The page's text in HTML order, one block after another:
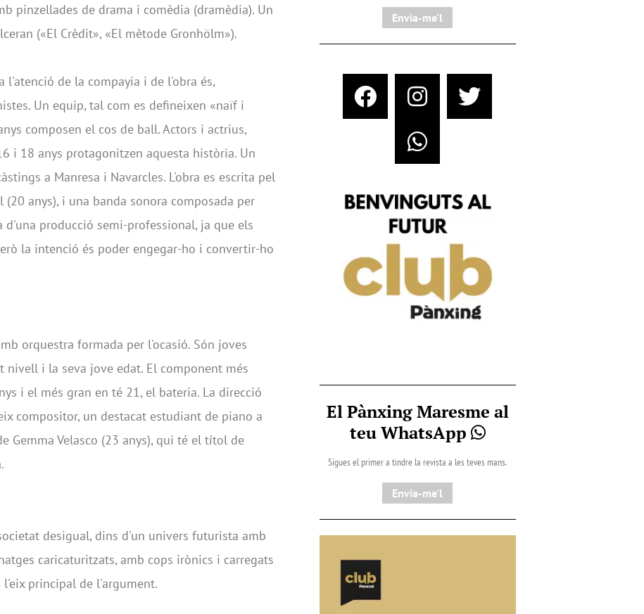
pinzellades de drama i comèdia (dramèdia). Un
(«El Crèdit», «El mètode Gronhölm»).
l'atenció de la compayia i de l'obra és,
Un equip, tal com es defineixen «naïf i
composen el cos de ball. Actors i actrius,
i 18 anys protagonitzen aquesta història. Un
a Manresa i Navarcles. L'obra es escrita pel
anys), i una banda sonora composada per
d'una producció semi-professional, ja que els
la intenció és poder engegar-ho i convertir-ho
orquestra formada per l'ocasió. Són joves
nivell i la seva jove edat. El component més
i el més gran en té 21, el bateria. La direcció
compositor, un destacat estudiant de piano a
Gemma Velasco (23 anys), qui té el títol de
desigual, dins d'un univers futurista amb
caricaturitzats, amb cops irònics i carregats
principal de l'argument.
Envia-me'l
El Pànxing Maresme al
teu WhatsApp
Sigues el primer a tindre la revista a les teves mans.
Envia-me'l